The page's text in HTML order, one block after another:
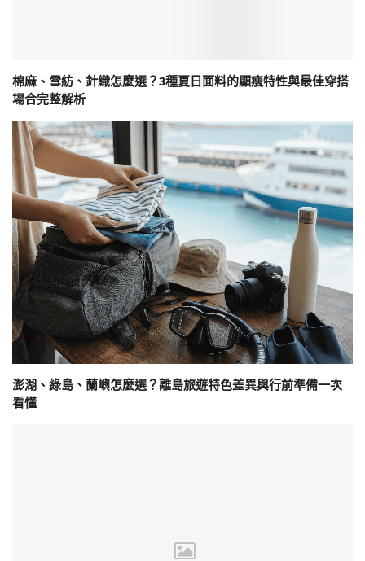
棉麻、雪紡、針織怎麼選？3種夏日面料的顯瘦特性與最佳穿搭
場合完整解析
澎湖、綠島、蘭嶼怎麼選？離島旅遊特色差異與行前準備一次
看懂